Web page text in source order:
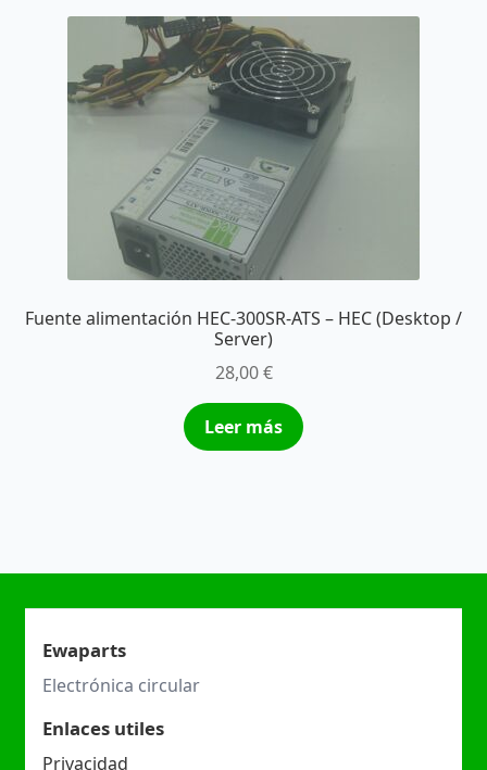
Fuente alimentación HEC-300SR-ATS – HEC (Desktop /
Server)
28,00€
Leer más
Ewaparts
Electrónica circular
Enlaces utiles
Privacidad